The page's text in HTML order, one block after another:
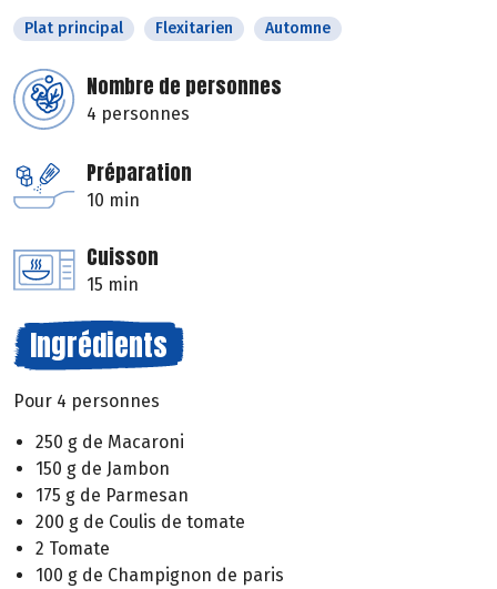
Plat principal Flexitarien Automne
Nombre de personnes
4 personnes
Préparation
10 min
Cuisson
15 min
Ingrédients
Pour 4 personnes
250 g de Macaroni
150 g de Jambon
175 g de Parmesan
200 g de Coulis de tomate
2 Tomate
100 g de Champignon de paris